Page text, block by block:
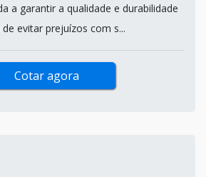
a garantir a qualidade e durabilidade
evitar prejuízos com s...
Cotar agora